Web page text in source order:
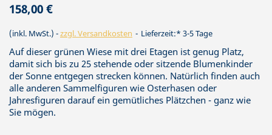
158,00 €
(inkl. MwSt.) zzgl. Versandkosten Lieferzeit:* 3-5 Tage
Auf dieser grünen Wiese mit drei Etagen ist genug Platz,
damit sich bis zu 25 stehende oder sitzende Blumenkinder
der Sonne entgegen strecken können. Natürlich finden auch
alle anderen Sammelfiguren wie Osterhasen oder
Jahresfiguren darauf ein gemütliches Plätzchen - ganz wie
Sie mögen.